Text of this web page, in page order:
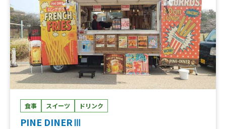
たこ焼き、牛タン串、牛カルビ串、ホタテ串、かき氷、ロ
ングチュロス、フレンチトースト、からあげ、チキンタル
タルBOX、わらび餅ドリンク、ボールドーナツ、どうぶつ
のかき氷、飲むジェラート、ぶどう山椒香るタコスロー
ル、オリジナルソーダドリンク、アルコール類、ガパオラ
イス、角煮ルーロー丼、バターチキンカレー、焼肉丼
食事 スイーツ ドリンク
PINE DINERⅢ